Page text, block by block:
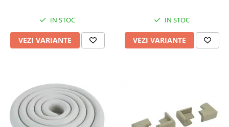
IN STOC
VEZI VARIANTE
IN STOC
VEZI VARIANTE